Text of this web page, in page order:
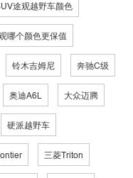
途观越野车颜色
哪个颜色更保值
铃木吉姆尼 奔驰C级
奥迪A6L 大众迈腾
硬派越野车
三菱Triton